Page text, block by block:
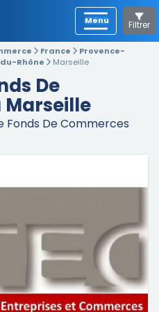
Filtrer
France
Provence-
Rhône Marseille
De
Marseille
Fonds De Commerces